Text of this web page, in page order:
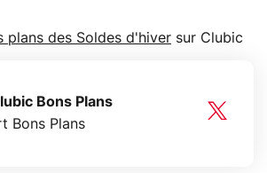
plans des Soldes d'hiver sur Clubic
Bons Plans
Bons Plans